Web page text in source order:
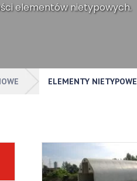
elementów nietypowych.
ELEMENTY NIETYPOWE